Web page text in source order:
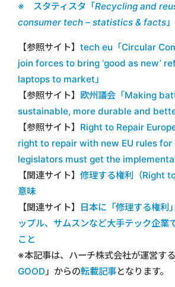
※ スタティスタ「Recycling and
consumer tech – statistics & facts」
【参照サイト】 tech eu「Circular
join forces to bring ‘good as new’
laptops to market」
【参照サイト】 欧州議会「Making
sustainable, more durable and
【参照サイト】 Right to Repair
right to repair with new EU rules
legislators must get the
【関連サイト】 修理する権利（Right
意味
【関連サイト】
日本に「修理する権利
ップル、サムスンなど大手テック企業
こと
※本記事は、ハーチ株式会社が運営す
GOOD」からの転載記事となります。